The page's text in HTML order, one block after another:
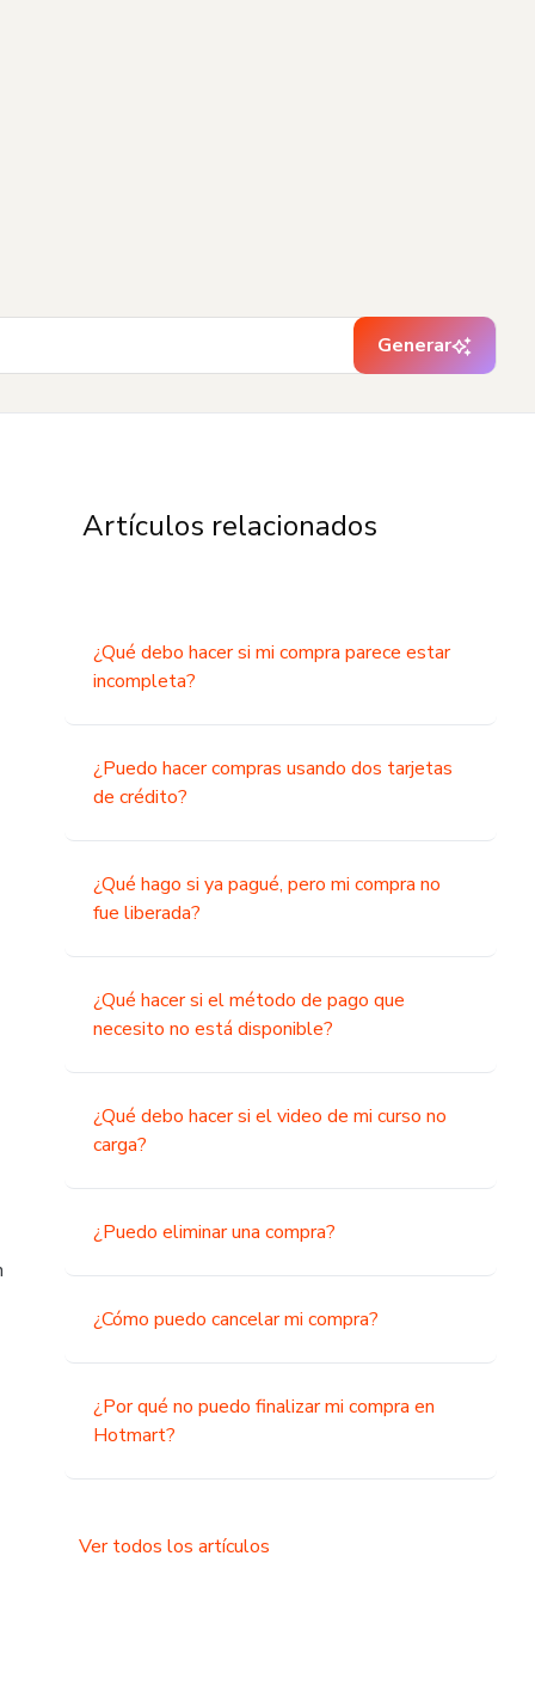
Generar
Artículos relacionados
¿Qué debo hacer si mi compra parece estar
incompleta?
¿Puedo hacer compras usando dos tarjetas
de crédito?
¿Qué hago si ya pagué, pero mi compra no
fue liberada?
¿Qué hacer si el método de pago que
necesito no está disponible?
¿Qué debo hacer si el video de mi curso no
carga?
¿Puedo eliminar una compra?
¿Cómo puedo cancelar mi compra?
¿Por qué no puedo finalizar mi compra en
Hotmart?
Ver todos los artículos